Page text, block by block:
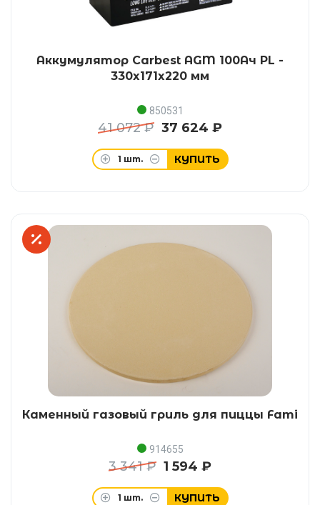
Аккумулятор Carbest AGM 100Ач PL -
330x171x220 мм
850531
41 072 ₽ 37 624 ₽
1 шт. КУПИТЬ
Каменный газовый гриль для пиццы Fami
914655
3 341 ₽ 1 594 ₽
1 шт. КУПИТЬ